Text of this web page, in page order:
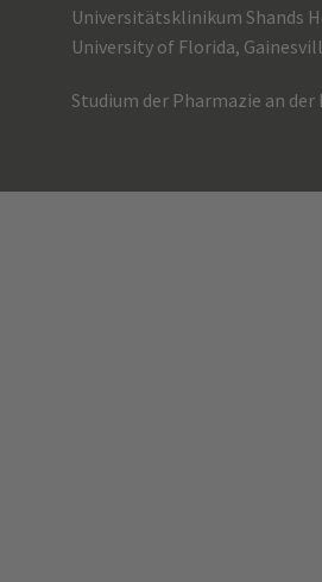
Universitätsklinikum Shands
University of Florida,
Studium der Pharmazie an der